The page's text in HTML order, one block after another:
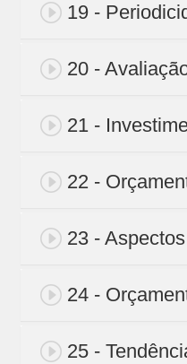
19 -
20 -
21 -
22 -
23 -
24 -
25 -